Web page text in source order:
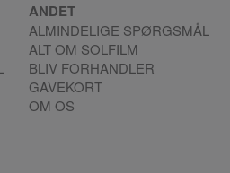
ANDET
ALMINDELIGE SPØRGSMÅL
ALT OM SOLFILM
BLIV FORHANDLER
GAVEKORT
OM OS